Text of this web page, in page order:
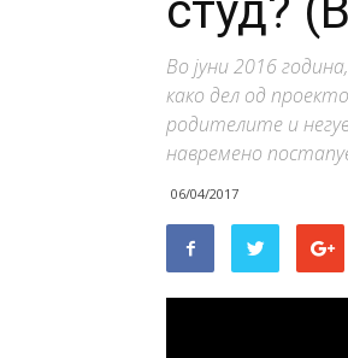
Во јуни 2016
како дел од
родителите и
навремено
06/04/2017